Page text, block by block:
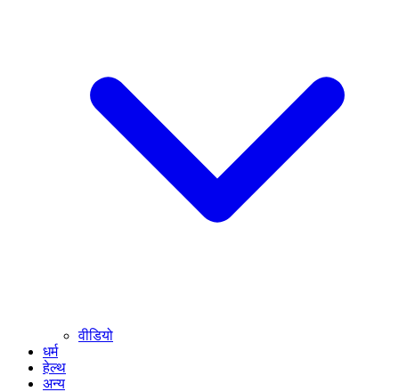
वीडियो
धर्म
हेल्थ
अन्य